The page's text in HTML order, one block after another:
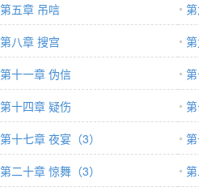
第五章 吊唁
第八章 搜宫
第十一章 伪信
第十四章 疑伤
第十七章 夜宴（3）
第二十章 惊舞（3）